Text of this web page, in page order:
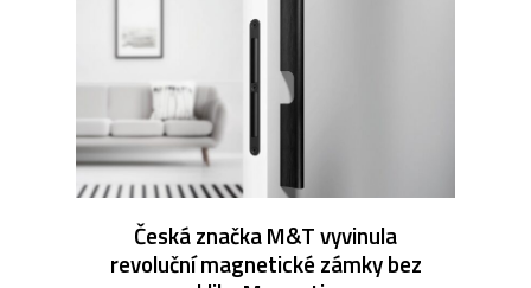
Česká značka M&T vyvinula
revoluční magnetické zámky bez